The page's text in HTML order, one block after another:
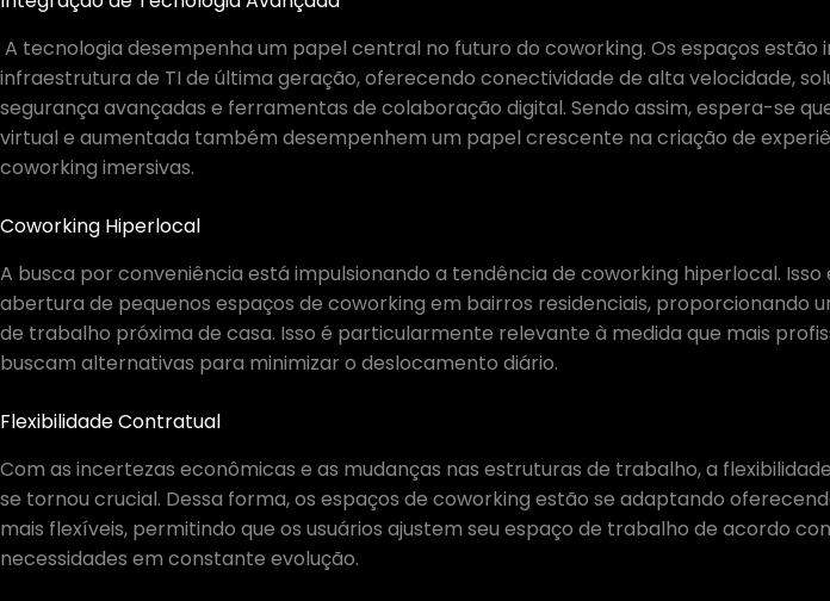
A tecnologia desempenha um papel central no futuro do coworking. Os espaços estão
infraestrutura de TI de última geração, oferecendo conectividade de alta velocidade,
segurança avançadas e ferramentas de colaboração digital. Sendo assim, espera-se
virtual e aumentada também desempenhem um papel crescente na criação de
coworking imersivas.
Coworking Hiperlocal
A busca por conveniência está impulsionando a tendência de coworking hiperlocal. Isso
abertura de pequenos espaços de coworking em bairros residenciais, proporcionando
de trabalho próxima de casa. Isso é particularmente relevante à medida que mais
buscam alternativas para minimizar o deslocamento diário.
Flexibilidade Contratual
Com as incertezas econômicas e as mudanças nas estruturas de trabalho, a
se tornou crucial. Dessa forma, os espaços de coworking estão se adaptando
mais flexíveis, permitindo que os usuários ajustem seu espaço de trabalho de acordo
necessidades em constante evolução.